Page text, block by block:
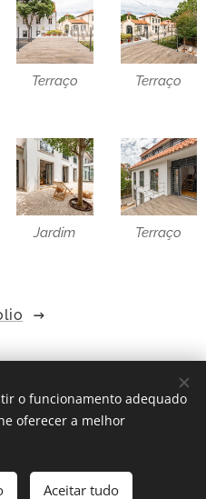
Terraço Terraço
Jardim Terraço
Cookies
o funcionamento adequado
oferecer a melhor
Aceitar tudo